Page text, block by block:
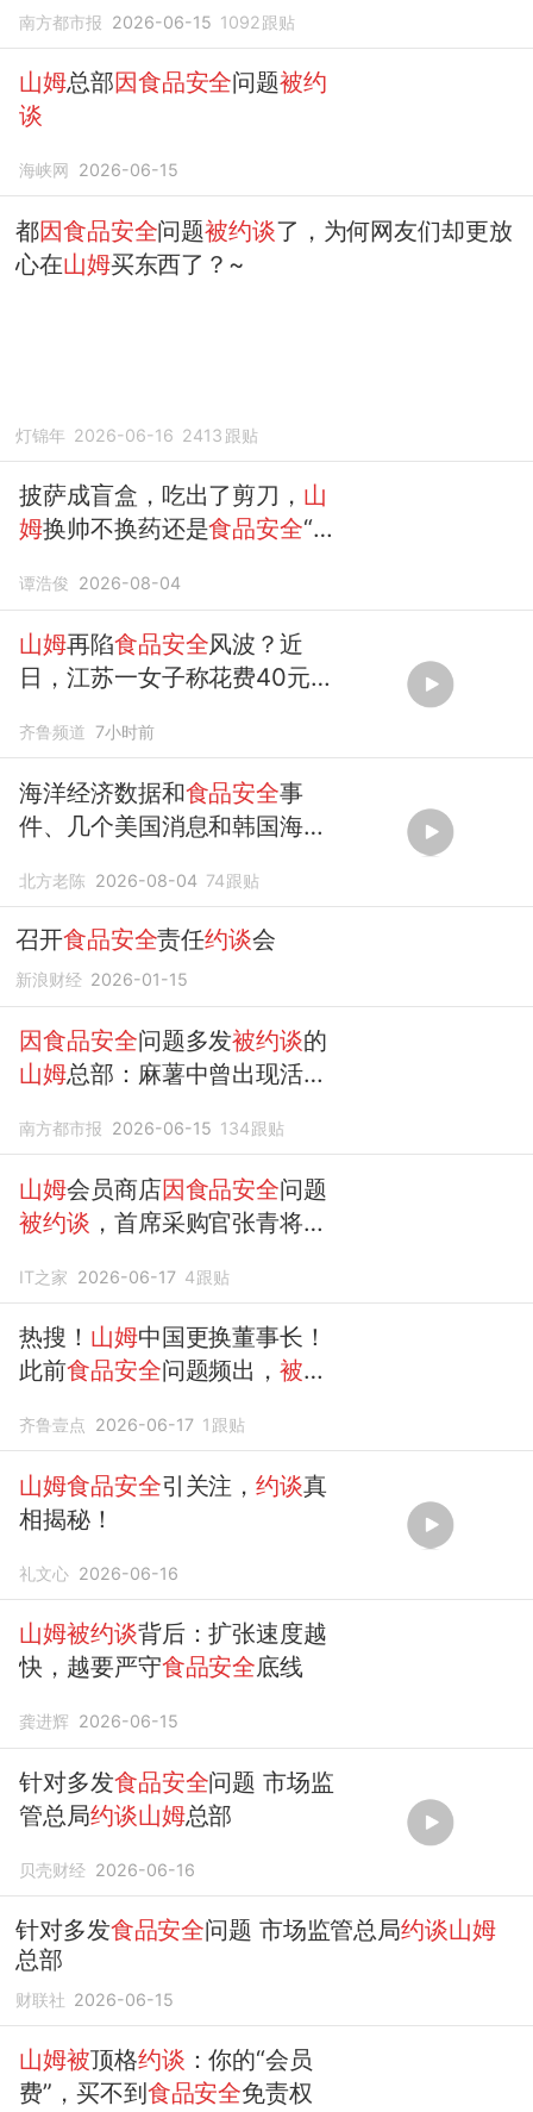
南方都市报 2026-06-15 1092跟贴
山姆总部因食品安全问题被约
谈
海峡网 2026-06-15
都因食品安全问题被约谈了，为何网友们却更放
心在山姆买东西了？~
灯锦年 2026-06-16 2413 跟贴
披萨成盲盒，吃出了剪刀， 山
姆换帅不换药还是食品安全“双
谭浩俊 2026-08-04
山姆再陷食品安全风波？近
日，江苏一女子称花费40元买
齐鲁频道 7小时前
海洋经济数据和食品安全事
件、几个美国消息和韩国海外
北方老陈 2026-08-04 74跟贴
召开食品安全责任约谈会
新浪财经 2026-01-15
因食品安全问题多发被约谈的
山姆总部：麻薯中曾出现活老
南方都市报 2026-06-15 134跟贴
山姆会员商店因食品安全问题
被约谈 ，首席采购官张青将于
IT之家 2026-06-17 4跟贴
热搜！ 山姆中国更换董事长！
此前食品安全问题频出，被约
齐鲁壹点 2026-06-17 1 跟贴
山姆食品安全引关注，约谈真
相揭秘！
礼文心 2026-06-16
山姆被约谈背后：扩张速度越
快，越要严守食品安全底线
龚进辉 2026-06-15
针对多发食品安全问题 市场监
管总局约谈山姆总部
贝壳财经 2026-06-16
针对多发食品安全问题 市场监管总局约谈山姆
总部
财联社 2026-06-15
山姆被顶格约谈 ：你的“会员
费”，买不到 食品安全免责权